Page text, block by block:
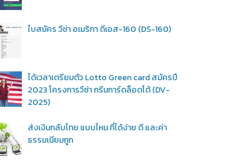
ใบสมัคร วีซ่า อเมริกา ดีเอส-160 (DS-160)
ได้เวลาเตรียมตัว Lotto Green card สมัครปี
2023 โครงการวีซ่า กรีนการ์ดล็อตโต้ (DV-
2025)
ส่งเงินกลับไทย แบบไหน ที่ได้ง่าย ดี และค่า
ธรรมเนียมถูก